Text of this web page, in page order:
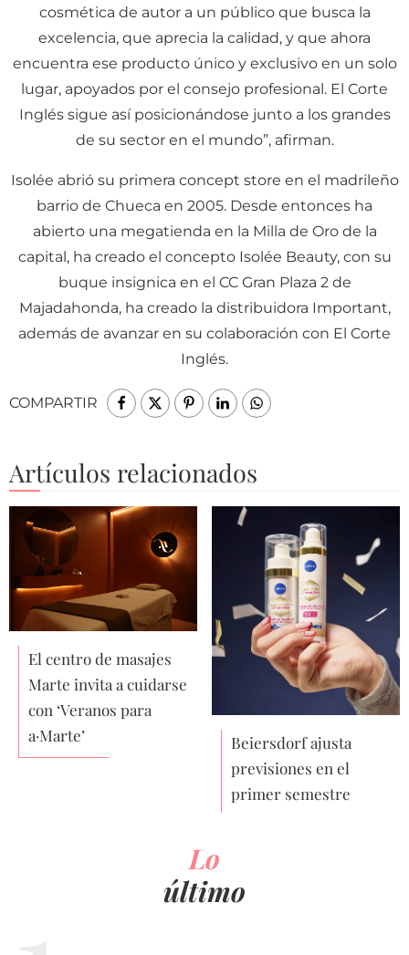
cosmética de autor a un público que busca la
excelencia, que aprecia la calidad, y que ahora
encuentra ese producto único y exclusivo en un solo
lugar, apoyados por el consejo profesional. El Corte
Inglés sigue así posicionándose junto a los grandes
de su sector en el mundo”, afirman.
Isolée abrió su primera concept store en el madrileño
barrio de Chueca en 2005. Desde entonces ha
abierto una megatienda en la Milla de Oro de la
capital, ha creado el concepto Isolée Beauty, con su
buque insignica en el CC Gran Plaza 2 de
Majadahonda, ha creado la distribuidora Important,
además de avanzar en su colaboración con El Corte
Inglés.
COMPARTIR
Artículos relacionados
El centro de masajes
Marte invita a cuidarse
con ‘Veranos para
a·Marte’
Beiersdorf ajusta
previsiones en el
primer semestre
Lo
último